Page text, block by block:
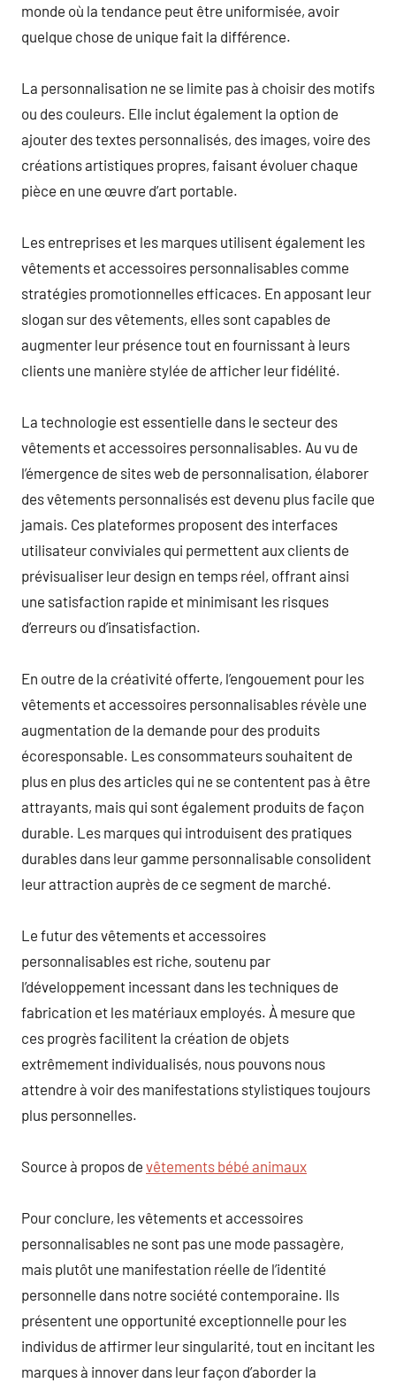
monde où la tendance peut être uniformisée, avoir
quelque chose de unique fait la différence.
La personnalisation ne se limite pas à choisir des motifs
ou des couleurs. Elle inclut également la option de
ajouter des textes personnalisés, des images, voire des
créations artistiques propres, faisant évoluer chaque
pièce en une œuvre d’art portable.
Les entreprises et les marques utilisent également les
vêtements et accessoires personnalisables comme
stratégies promotionnelles efficaces. En apposant leur
slogan sur des vêtements, elles sont capables de
augmenter leur présence tout en fournissant à leurs
clients une manière stylée de afficher leur fidélité.
La technologie est essentielle dans le secteur des
vêtements et accessoires personnalisables. Au vu de
l’émergence de sites web de personnalisation, élaborer
des vêtements personnalisés est devenu plus facile que
jamais. Ces plateformes proposent des interfaces
utilisateur conviviales qui permettent aux clients de
prévisualiser leur design en temps réel, offrant ainsi
une satisfaction rapide et minimisant les risques
d’erreurs ou d’insatisfaction.
En outre de la créativité offerte, l’engouement pour les
vêtements et accessoires personnalisables révèle une
augmentation de la demande pour des produits
écoresponsable. Les consommateurs souhaitent de
plus en plus des articles qui ne se contentent pas à être
attrayants, mais qui sont également produits de façon
durable. Les marques qui introduisent des pratiques
durables dans leur gamme personnalisable consolident
leur attraction auprès de ce segment de marché.
Le futur des vêtements et accessoires
personnalisables est riche, soutenu par
l’développement incessant dans les techniques de
fabrication et les matériaux employés. À mesure que
ces progrès facilitent la création de objets
extrêmement individualisés, nous pouvons nous
attendre à voir des manifestations stylistiques toujours
plus personnelles.
Source à propos de vêtements bébé animaux
Pour conclure, les vêtements et accessoires
personnalisables ne sont pas une mode passagère,
mais plutôt une manifestation réelle de l’identité
personnelle dans notre société contemporaine. Ils
présentent une opportunité exceptionnelle pour les
individus de affirmer leur singularité, tout en incitant les
marques à innover dans leur façon d’aborder la